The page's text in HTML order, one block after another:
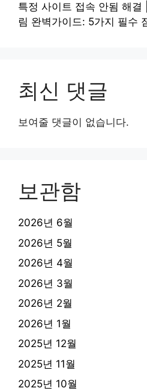
특정 사이트 접속 안됨 해결
림 완벽가이드: 5가지 필수
최신 댓글
보여줄 댓글이 없습니다.
보관함
2026년 6월
2026년 5월
2026년 4월
2026년 3월
2026년 2월
2026년 1월
2025년 12월
2025년 11월
2025년 10월